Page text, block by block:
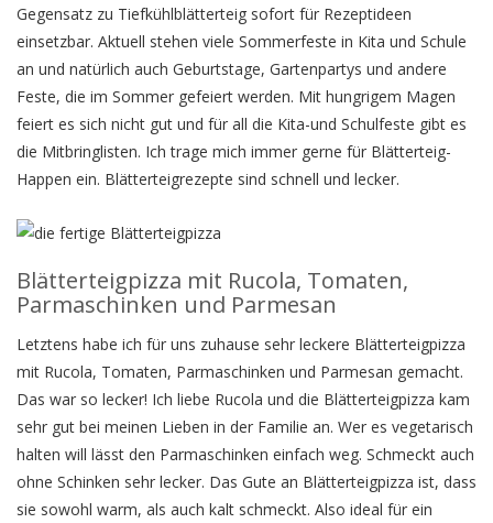
Gegensatz zu Tiefkühlblätterteig sofort für Rezeptideen
einsetzbar. Aktuell stehen viele Sommerfeste in Kita und Schule
an und natürlich auch Geburtstage, Gartenpartys und andere
Feste, die im Sommer gefeiert werden. Mit hungrigem Magen
feiert es sich nicht gut und für all die Kita-und Schulfeste gibt es
die Mitbringlisten. Ich trage mich immer gerne für Blätterteig-
Happen ein. Blätterteigrezepte sind schnell und lecker.
Blätterteigpizza mit Rucola, Tomaten,
Parmaschinken und Parmesan
Letztens habe ich für uns zuhause sehr leckere Blätterteigpizza
mit Rucola, Tomaten, Parmaschinken und Parmesan gemacht.
Das war so lecker! Ich liebe Rucola und die Blätterteigpizza kam
sehr gut bei meinen Lieben in der Familie an. Wer es vegetarisch
halten will lässt den Parmaschinken einfach weg. Schmeckt auch
ohne Schinken sehr lecker. Das Gute an Blätterteigpizza ist, dass
sie sowohl warm, als auch kalt schmeckt. Also ideal für ein